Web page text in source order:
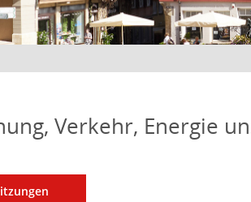
Verkehr, Energie